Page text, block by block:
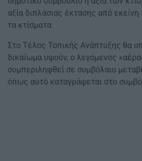
αξία διπλάσιας έκτασης από
τα κτίσματα.
Στο Τέλος Τοπικής Ανάπτυξης θα
δικαίωμα υψούν, ο λεγόμενος
συμπεριληφθεί σε συμβόλαιο
όπως αυτό καταγράφεται στο